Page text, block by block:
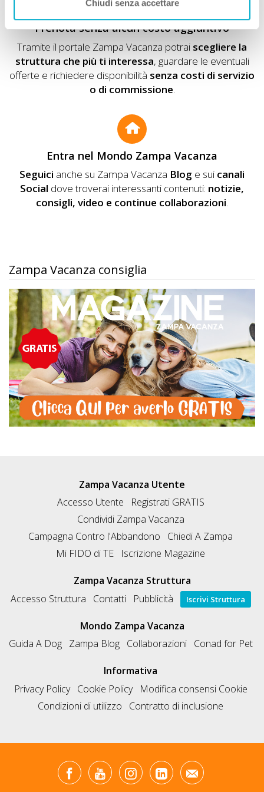
Chiudi senza accettare
Prenota senza alcun costo aggiuntivo
Tramite il portale Zampa Vacanza potrai scegliere la
struttura che più ti interessa, guardare le eventuali
offerte e richiedere disponibilità senza costi di servizio
o di commissione
Entra nel Mondo Zampa Vacanza
Seguici anche su Zampa Vacanza Blog e sui canali
Social dove troverai interessanti contenuti: notizie,
consigli, video e continue collaborazioni.
Zampa Vacanza consiglia
Zampa Vacanza Utente
Accesso Utente
Registrati GRATIS
Condividi Zampa Vacanza
Campagna Contro l'Abbandono
Chiedi A Zampa
Mi FIDO di TE
Iscrizione Magazine
Zampa Vacanza Struttura
Accesso Struttura
Contatti Pubblicità Iscrivi Struttura
Mondo Zampa Vacanza
Guida A Dog
Zampa Blog Collaborazioni Conad for Pet
Informativa
Privacy Policy
Cookie Policy
Modifica consensi Cookie
Condizioni di utilizzo
Contratto di inclusione